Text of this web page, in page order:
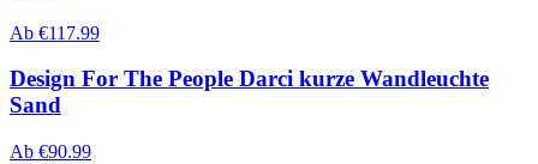
Ab €117.99
Design For The People Darci kurze Wandleuchte
Sand
Ab €90.99